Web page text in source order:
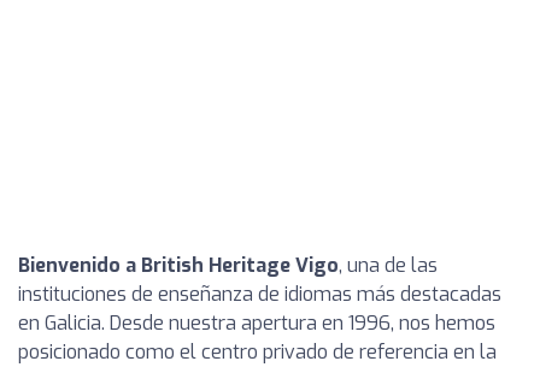
Bienvenido a British Heritage Vigo, una de las
instituciones de enseñanza de idiomas más destacadas
en Galicia. Desde nuestra apertura en 1996, nos hemos
posicionado como el centro privado de referencia en la